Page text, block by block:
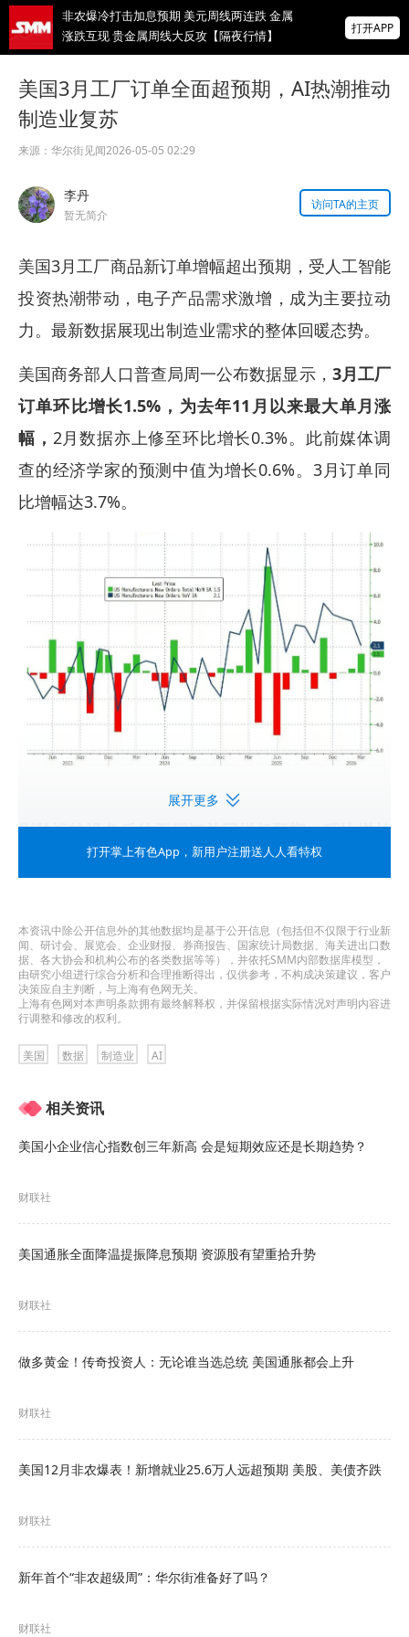
非农爆冷打击加息预期 美元周线两连跌 金属
涨跌互现 贵金属周线大反攻【隔夜行情】
寻锌行业破局发展新机遇
美国拟投30亿美元扶持关键矿产
为有色行业打造的神器
打开APP
美国3月工厂订单全面超预期，AI热潮推动
制造业复苏
来源： 华尔街见闻2026-05-05 02:29
李丹
暂无简介
访问TA的主页
美国3月工厂商品新订单增幅超出预期，受人工智能
投资热潮带动，电子产品需求激增，成为主要拉动
力。最新数据展现出制造业需求的整体回暖态势。
美国商务部人口普查局周一公布数据显示， 3月工厂
订单环比增长1.5%，为去年11月以来最大单月涨
幅， 2月数据亦上修至环比增长0.3%。此前媒体调
查的经济学家的预测中值为增长0.6%。3月订单同
比增幅达3.7%。
剔除运输设备后的工厂订单同样超预期，环比增长
1.6%，高于预期的1.3%及前值的1.2%，
步扩张。
耐用品订单方面，3月终值环比增长0.8%，与预期
无需修正。剔除运输类后的耐用品订单终值录得
市场最为关注的“核心资本支出”代理指标——扣除
指标通常被视为企业设备投资意愿的风向标，此番
走强意味着企业资本开支动能正在改善。
最高水平。
展开更多
打开掌上有色App ，新用户注册送人人看特权
本资讯中除公开信息外的其他数据均是基于公开信息（包括但不仅限于行业新
闻、研讨会、展览会、企业财报、券商报告、国家统计局数据、海关进出口数
据、各大协会和机构公布的各类数据等等），并依托SMM内部数据库模型，
由研究小组进行综合分析和合理推断得出，仅供参考，不构成决策建议，客户
决策应自主判断，与上海有色网无关。
上海有色网对本声明条款拥有最终解释权，并保留根据实际情况对声明内容进
行调整和修改的权利。
美国 数据 制造业 AI
相关资讯
美国小企业信心指数创三年新高 会是短期效应还是长期趋势？
财联社
美国通胀全面降温提振降息预期 资源股有望重拾升势
财联社
做多黄金！传奇投资人：无论谁当选总统 美国通胀都会上升
财联社
美国12月非农爆表！新增就业25.6万人远超预期 美股、美债齐跌
财联社
新年首个“非农超级周”：华尔街准备好了吗？
财联社